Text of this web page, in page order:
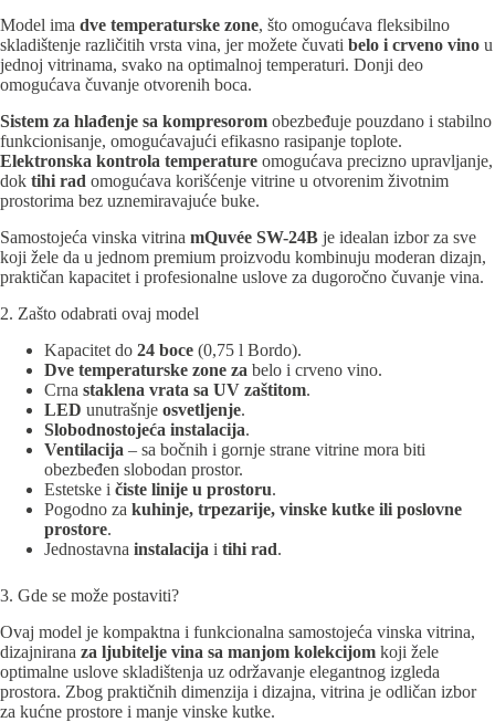
Model ima dve temperaturske zone, što omogućava fleksibilno
skladištenje različitih vrsta vina, jer možete čuvati belo i crveno vino u
jednoj vitrinama, svako na optimalnoj temperaturi. Donji deo
omogućava čuvanje otvorenih boca.
Sistem za hlađenje sa kompresorom obezbeđuje pouzdano i stabilno
funkcionisanje, omogućavajući efikasno rasipanje toplote.
Elektronska kontrola temperature omogućava precizno upravljanje,
dok tihi rad omogućava korišćenje vitrine u otvorenim životnim
prostorima bez uznemiravajuće buke.
Samostojeća vinska vitrina mQuvée SW-24B je idealan izbor za sve
koji žele da u jednom premium proizvodu kombinuju moderan dizajn,
praktičan kapacitet i profesionalne uslove za dugoročno čuvanje vina.
2. Zašto odabrati ovaj model
Kapacitet do 24 boce (0,75 l Bordo).
Dve temperaturske zone za belo i crveno vino.
Crna staklena vrata sa UV zaštitom.
LED unutrašnje osvetljenje.
Slobodnostojeća instalacija.
Ventilacija – sa bočnih i gornje strane vitrine mora biti
obezbeđen slobodan prostor.
Estetske i čiste linije u prostoru.
Pogodno za kuhinje, trpezarije, vinske kutke ili poslovne
prostore.
Jednostavna instalacija i tihi rad.
3. Gde se može postaviti?
Ovaj model je kompaktna i funkcionalna samostojeća vinska vitrina,
dizajnirana za ljubitelje vina sa manjom kolekcijom koji žele
optimalne uslove skladištenja uz održavanje elegantnog izgleda
prostora. Zbog praktičnih dimenzija i dizajna, vitrina je odličan izbor
za kućne prostore i manje vinske kutke.